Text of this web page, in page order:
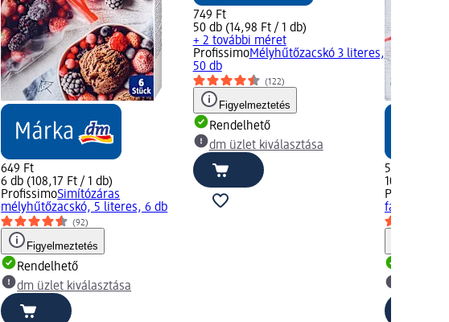
649 Ft
6 db (108,17 Ft / 1 db)
ProfissimoSimítózáras
mélyhűtőzacskó, 5 literes, 6 db
(92)
Figyelmeztetés
Rendelhető
dm üzlet kiválasztása
749 Ft
50 db (14,98 Ft / 1 db)
+ 2 további méret
ProfissimoMélyhűtőzacskó 3 literes,
50 db
(122)
Figyelmeztetés
Rendelhető
dm üzlet kiválasztása
599 Ft
10 db
Profissimo